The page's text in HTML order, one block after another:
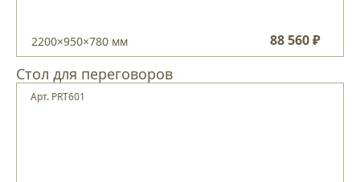
2200×950×780 мм 88 560 ₽
Стол для переговоров
Арт. PRT601